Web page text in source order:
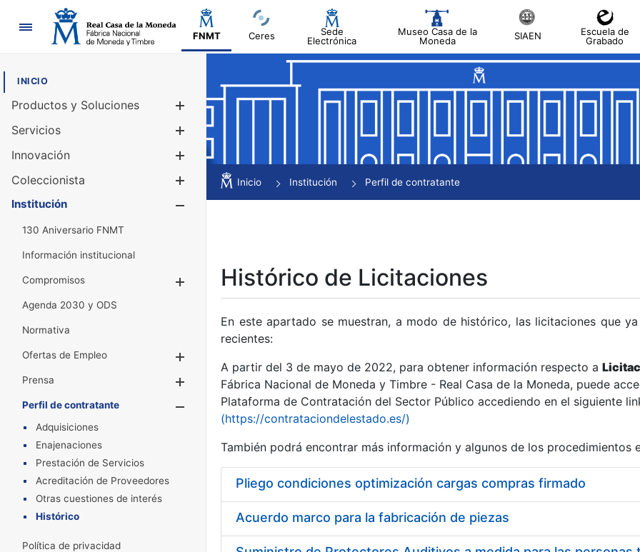
Navegación
FNMT Ceres
Sede
Electrónica
Museo Casa de la
Moneda
SIAEN
Escuela de
Grabado
INICIO
Productos y Soluciones
Mostrar/Ocultar
Servicios
Innovación
Coleccionista
Mostrar/Ocultar
Institución
130 Aniversario FNMT
Información institucional
Compromisos
Mostrar/Ocultar
Agenda 2030 y ODS
Normativa
Ofertas de Empleo
Prensa
Mostrar/Ocultar
Perfil de contratante
Mostrar/Ocultar
Adquisiciones
Enajenaciones
Prestación de Servicios
Acreditación de Proveedores
Otras cuestiones de interés
Histórico
Política de privacidad
Inicio Institución Perfil de contratante
Histórico de Licitaciones
En este apartado se muestran, a modo de histórico, las licitaciones que
recientes:
A partir del 3 de mayo de 2022, para obtener información respecto a
Fábrica Nacional de Moneda y Timbre - Real Casa de la Moneda, puede
Plataforma de Contratación del Sector Público accediendo en el siguiente
(https://contrataciondelestado.es/)
También podrá encontrar más información y algunos de los procedimientos
Pliego condiciones optimización cargas compras firmado
Acuerdo marco para la fabricación de piezas